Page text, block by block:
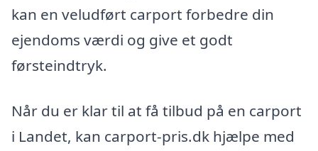
kan en veludført carport forbedre din
ejendoms værdi og give et godt
førsteindtryk.
Når du er klar til at få tilbud på en carport
i Landet, kan carport-pris.dk hjælpe med